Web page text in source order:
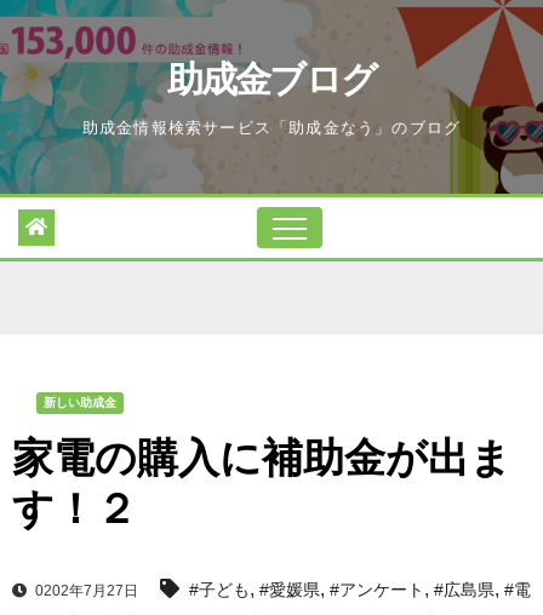
Skip
to
content
助成金ブログ
助成金情報検索サービス「助成金なう」のブログ
新しい助成金
家電の購入に補助金が出ま
す！２
0202年7月27日 #子ども, #愛媛県, #アンケート , #広島県, #電